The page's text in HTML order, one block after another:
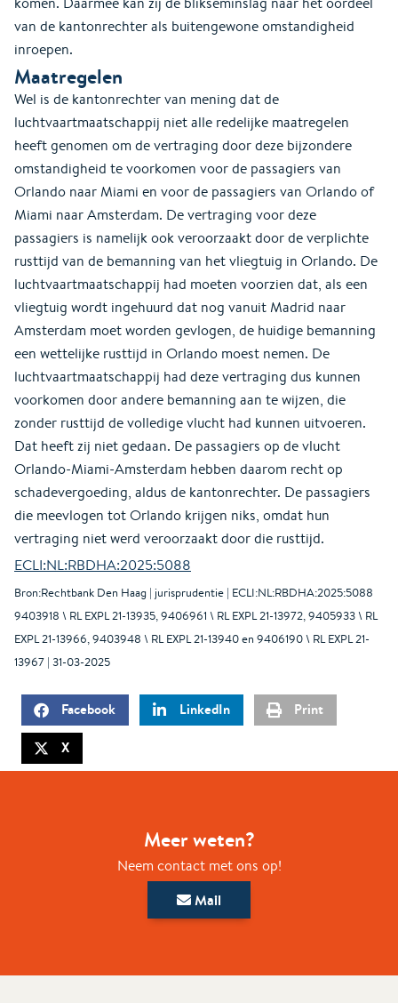
van de kantonrechter als buitengewone omstandigheid
inroepen.
Maatregelen
Wel is de kantonrechter van mening dat de
luchtvaartmaatschappij niet alle redelijke maatregelen
heeft genomen om de vertraging door deze bijzondere
omstandigheid te voorkomen voor de passagiers van
Orlando naar Miami en voor de passagiers van Orlando of
Miami naar Amsterdam. De vertraging voor deze
passagiers is namelijk ook veroorzaakt door de verplichte
rusttijd van de bemanning van het vliegtuig in Orlando. De
luchtvaartmaatschappij had moeten voorzien dat, als een
vliegtuig wordt ingehuurd dat nog vanuit Madrid naar
Amsterdam moet worden gevlogen, de huidige bemanning
een wettelijke rusttijd in Orlando moest nemen. De
luchtvaartmaatschappij had deze vertraging dus kunnen
voorkomen door andere bemanning aan te wijzen, die
zonder rusttijd de volledige vlucht had kunnen uitvoeren.
Dat heeft zij niet gedaan. De passagiers op de vlucht
Orlando-Miami-Amsterdam hebben daarom recht op
schadevergoeding, aldus de kantonrechter. De passagiers
die meevlogen tot Orlando krijgen niks, omdat hun
vertraging niet werd veroorzaakt door die rusttijd.
ECLI:NL:RBDHA:2025:5088
Bron:Rechtbank Den Haag | jurisprudentie | ECLI:NL:RBDHA:2025:5088
9403918 \ RL EXPL 21-13935, 9406961 \ RL EXPL 21-13972, 9405933 \ RL
EXPL 21-13966, 9403948 \ RL EXPL 21-13940 en 9406190 \ RL EXPL 21-
13967 | 31-03-2025
Facebook LinkedIn Print
X
Meer weten?
Neem contact met ons op!
Mail